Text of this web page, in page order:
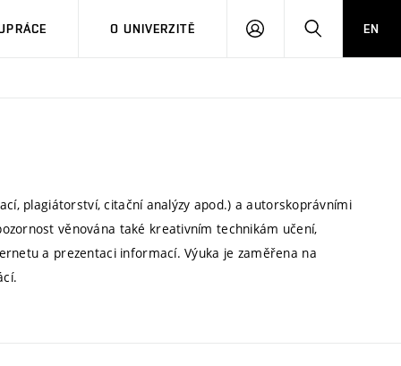
O UNIVERZITĚ
PŘIHLÁSIT HLEDATEN
plagiátorství, citační analýzy apod.) a autorskoprávními
věnována také kreativním technikám učení,
a prezentaci informací. Výuka je zaměřena na